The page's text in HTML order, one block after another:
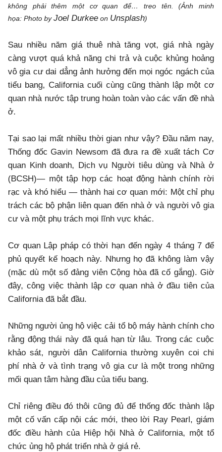
không phải thêm một cơ quan để… treo tên. (Ảnh minh
họa: Photo byJoel Durkee on Unsplash)
Sau nhiều năm giá thuê nhà tăng vọt, giá nhà ngày
càng vượt quá khả năng chi trả và cuộc khủng hoảng
vô gia cư dai dẳng ảnh hưởng đến mọi ngóc ngách của
tiểu bang, California cuối cùng cũng thành lập một cơ
quan nhà nước tập trung hoàn toàn vào các vấn đề nhà
ở.
Tại sao lại mất nhiều thời gian như vậy? Đầu năm nay,
Thống đốc Gavin Newsom đã đưa ra đề xuất tách Cơ
quan Kinh doanh, Dịch vụ Người tiêu dùng và Nhà ở
(BCSH)— một tập hợp các hoạt động hành chính rời
rạc và khó hiểu — thành hai cơ quan mới: Một chỉ phụ
trách các bộ phận liên quan đến nhà ở và người vô gia
cư và một phụ trách mọi lĩnh vực khác.
Cơ quan Lập pháp có thời hạn đến ngày 4 tháng 7 để
phủ quyết kế hoạch này. Nhưng họ đã không làm vậy
(mặc dù một số đảng viên Cộng hòa đã cố gắng). Giờ
đây, công việc thành lập cơ quan nhà ở đầu tiên của
California đã bắt đầu.
Những người ủng hộ việc cải tổ bộ máy hành chính cho
rằng động thái này đã quá hạn từ lâu. Trong các cuộc
khảo sát, người dân California thường xuyên coi chi
phí nhà ở và tình trạng vô gia cư là một trong những
mối quan tâm hàng đầu của tiểu bang.
Chỉ riêng điều đó thôi cũng đủ để thống đốc thành lập
một cố vấn cấp nội các mới, theo lời Ray Pearl, giám
đốc điều hành của Hiệp hội Nhà ở California, một tổ
chức ủng hộ phát triển nhà ở giá rẻ.